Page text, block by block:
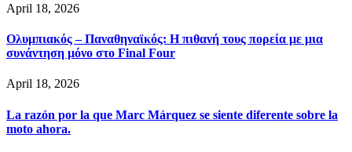
April 18, 2026
Ολυμπιακός – Παναθηναϊκός: Η πιθανή τους πορεία με μια
συνάντηση μόνο στο Final Four
April 18, 2026
La razón por la que Marc Márquez se siente diferente sobre la
moto ahora.